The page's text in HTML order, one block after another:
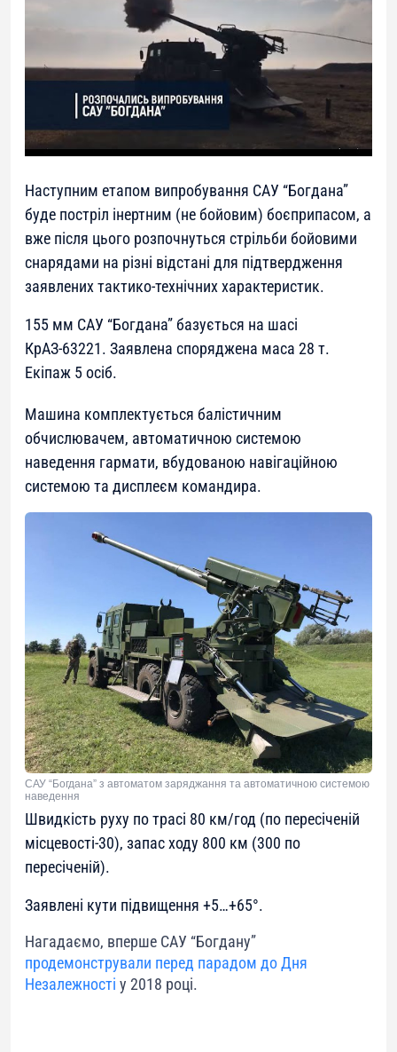
Наступним етапом випробування САУ “Богдана”
буде постріл інертним (не бойовим) боєприпасом, а
вже після цього розпочнуться стрільби бойовими
снарядами на різні відстані для підтвердження
заявлених тактико-технічних характеристик.
155 мм САУ “Богдана” базується на шасі
КрАЗ-63221. Заявлена споряджена маса 28 т.
Екіпаж 5 осіб.
Машина комплектується балістичним
обчислювачем, автоматичною системою
наведення гармати, вбудованою навігаційною
системою та дисплеєм командира.
САУ “Богдана” з автоматом заряджання та автоматичною системою
наведення
Швидкість руху по трасі 80 км/год (по пересіченій
місцевості-30), запас ходу 800 км (300 по
пересіченій).
Заявлені кути підвищення +5…+65°.
Нагадаємо, вперше САУ “Богдану”
продемонстрували перед парадом до Дня
Незалежності у 2018 році.